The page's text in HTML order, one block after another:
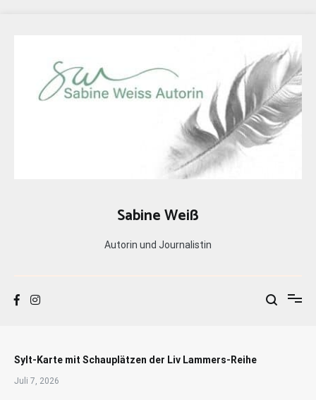
Sabine Weiß
Autorin und Journalistin
Sylt-Karte mit Schauplätzen der Liv Lammers-Reihe
Juli 7, 2026